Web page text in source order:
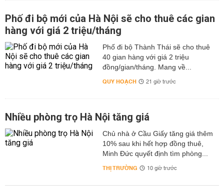
Phố đi bộ mới của Hà Nội sẽ cho thuê các gian
hàng với giá 2 triệu/tháng
Phố đi bộ Thành Thái sẽ cho thuê
40 gian hàng với giá 2 triệu
đồng/gian/tháng. Mang về...
QUY HOẠCH 21 giờ trước
Nhiều phòng trọ Hà Nội tăng giá
Chủ nhà ở Cầu Giấy tăng giá thêm
10% sau khi hết hợp đồng thuê,
Minh Đức quyết định tìm phòng...
THỊ TRƯỜNG 10 giờ trước